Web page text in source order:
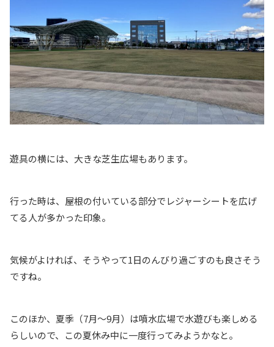
遊具の横には、大きな芝生広場もあります。
行った時は、屋根の付いている部分でレジャーシートを広げ
てる人が多かった印象。
気候がよければ、そうやって1日のんびり過ごすのも良さそう
ですね。
このほか、夏季（7月〜9月）は噴水広場で水遊びも楽しめる
らしいので、この夏休み中に一度行ってみようかなと。